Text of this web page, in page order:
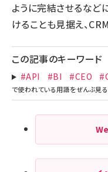
ように完結させるなど
けることも見据え、
この記事のキーワード
#API #BI #CEO